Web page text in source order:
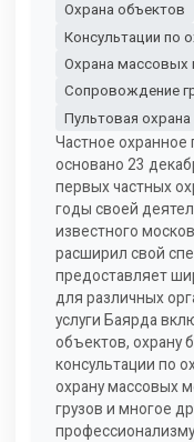
Охрана объектов
Консультации по
Охрана массовых
Сопровождение
Пультовая охрана
Частное
основано 23
первых частных
годы своей
известного
расширил свой
предоставляет
для различных
услуги Баярда
объектов, охрану
консультации по
охрану массовых
грузов и многое